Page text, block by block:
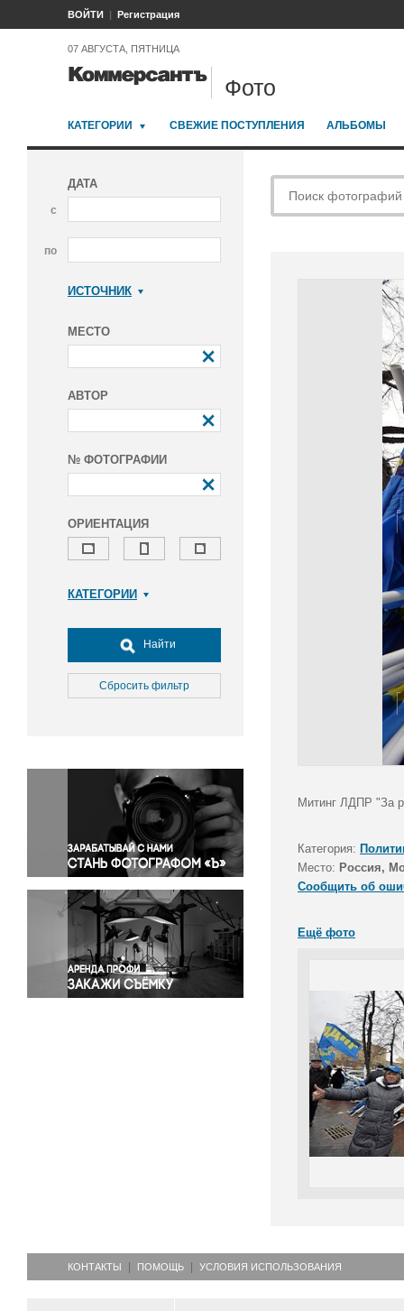
ВОЙТИ Регистрация
07 АВГУСТА, ПЯТНИЦА
Фото
КАТЕГОРИИ СВЕЖИЕ ПОСТУПЛЕНИЯ АЛЬБОМЫ
ДАТА
с
по
ИСТОЧНИК
МЕСТО
АВТОР
№ ФОТОГРАФИИ
ОРИЕНТАЦИЯ
КАТЕГОРИИ
Досуг, туризм и отдых
Культура
Медицина
Окружающая среда
Политика
Правосудие
Происшествия и конфликты
Религия
Светская жизнь
Спорт
Экология
Экономика и бизнес
Найти
Сбросить фильтр
Митинг ЛДПР "За
Категория:
Место: Россия,
Сообщить об
Ещё фото
КОНТАКТЫ ПОМОЩЬ УСЛОВИЯ ИСПОЛЬЗОВАНИЯ